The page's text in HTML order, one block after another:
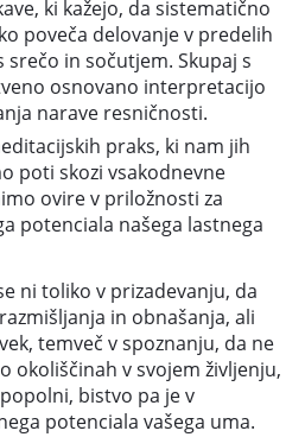
ki kažejo, da sistematično
poveča delovanje v predelih
srečo in sočutjem. Skupaj s
osnovano interpretacijo
narave resničnosti.
praks, ki nam jih
poti skozi vsakodnevne
ovire v priložnosti za
potenciala našega lastnega
ni toliko v prizadevanju, da
in obnašanja, ali
temveč v spoznanju, da ne
okoliščinah v svojem življenju,
bistvo pa je v
potenciala vašega uma.